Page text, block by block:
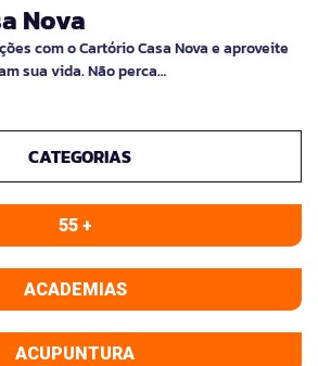
Nova
com o Cartório Casa Nova e aproveite
sua vida. Não perca…
CATEGORIAS
55 +
ACADEMIAS
ACUPUNTURA